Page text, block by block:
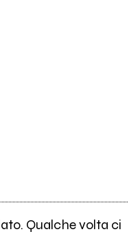
Qualche volta ci